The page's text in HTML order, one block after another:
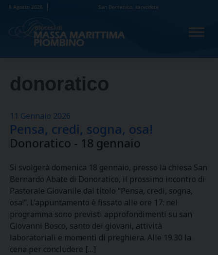
Skip
content
8 Agosto 2026 San Domenico, sacerdote
donoratico
11 Gennaio 2026
Pensa, credi, sogna, osa!
Donoratico - 18 gennaio
Si svolgerà domenica 18 gennaio, presso la chiesa San
Bernardo Abate di Donoratico, il prossimo incontro di
Pastorale Giovanile dal titolo “Pensa, credi, sogna,
osa!”. L’appuntamento è fissato alle ore 17: nel
programma sono previsti approfondimenti su san
Giovanni Bosco, santo dei giovani, attività
laboratoriali e momenti di preghiera. Alle 19.30 la
cena per concludere […]